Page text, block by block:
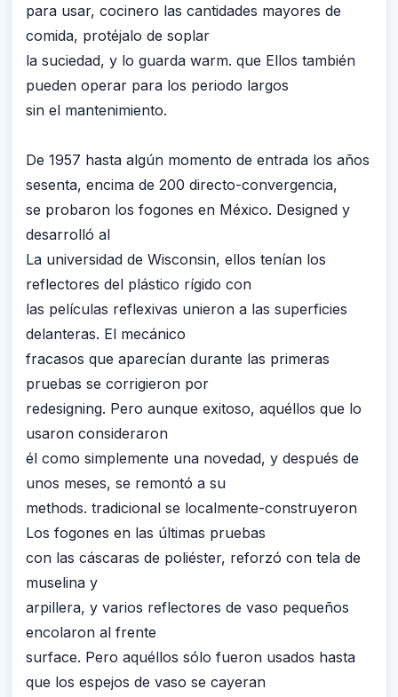
para usar, cocinero las cantidades mayores de
comida, protéjalo de soplar
la suciedad, y lo guarda warm. que Ellos también
pueden operar para los periodo largos
sin el mantenimiento.
De 1957 hasta algún momento de entrada los años
sesenta, encima de 200 directo-convergencia,
se probaron los fogones en México. Designed y
desarrolló al
La universidad de Wisconsin, ellos tenían los
reflectores del plástico rígido con
las películas reflexivas unieron a las superficies
delanteras. El mecánico
fracasos que aparecían durante las primeras
pruebas se corrigieron por
redesigning. Pero aunque exitoso, aquéllos que lo
usaron consideraron
él como simplemente una novedad, y después de
unos meses, se remontó a su
methods. tradicional se localmente-construyeron
Los fogones en las últimas pruebas
con las cáscaras de poliéster, reforzó con tela de
muselina y
arpillera, y varios reflectores de vaso pequeños
encolaron al frente
surface. Pero aquéllos sólo fueron usados hasta
que los espejos de vaso se cayeran